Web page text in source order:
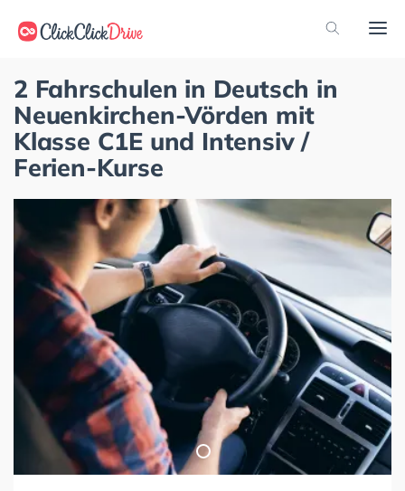
2 Fahrschulen in Deutsch in
Neuenkirchen-Vörden mit
Klasse C1E und Intensiv /
Ferien-Kurse